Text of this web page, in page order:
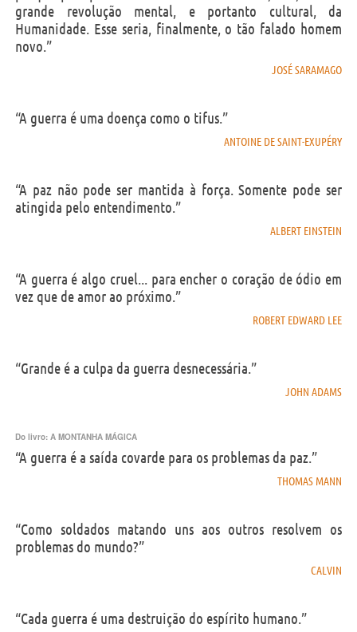
grande revolução mental, e portanto cultural, da
Humanidade. Esse seria, finalmente, o tão falado homem
novo.”
JOSÉ SARAMAGO
“A guerra é uma doença como o tifus.”
ANTOINE DE SAINT-EXUPÉRY
“A paz não pode ser mantida à força. Somente pode ser
atingida pelo entendimento.”
ALBERT EINSTEIN
“A guerra é algo cruel... para encher o coração de ódio em
vez que de amor ao próximo.”
ROBERT EDWARD LEE
“Grande é a culpa da guerra desnecessária.”
JOHN ADAMS
Do livro: A MONTANHA MÁGICA
“A guerra é a saída covarde para os problemas da paz.”
THOMAS MANN
“Como soldados matando uns aos outros resolvem os
problemas do mundo?”
CALVIN
“Cada guerra é uma destruição do espírito humano.”